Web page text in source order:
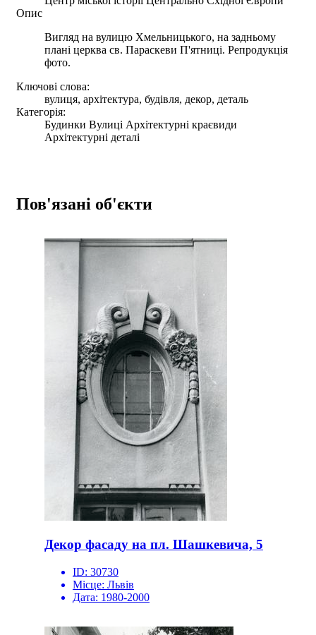
Опис
Вигляд на вулицю Хмельницького, на задньому
плані церква св. Параскеви П'ятниці. Репродукція
фото.
Ключові слова:
вулиця, архітектура, будівля, декор, деталь
Категорія:
Будинки Вулиці Архітектурні краєвиди
Архітектурні деталі
Пов'язані об'єкти
Декор фасаду на пл. Шашкевича, 5
ID: 30730
Місце: Львів
Дата: 1980-2000